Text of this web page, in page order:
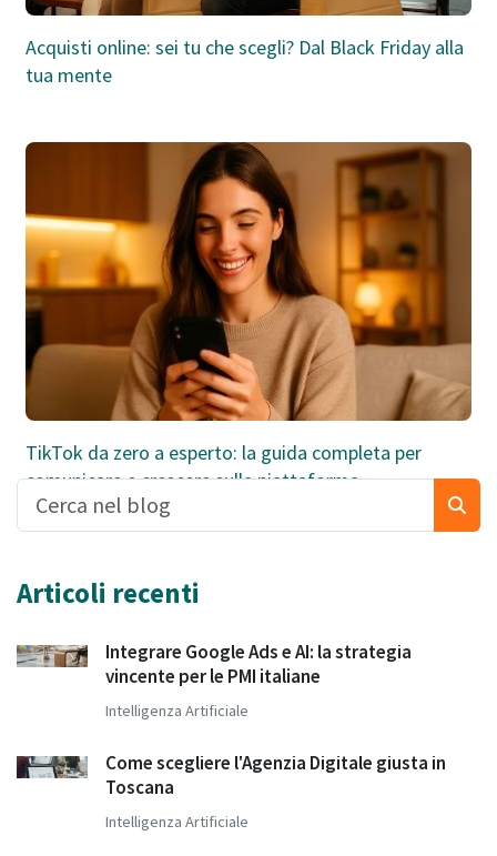
Acquisti online: sei tu che scegli? Dal Black Friday alla
tua mente
TikTok da zero a esperto: la guida completa per
comunicare e crescere sulla piattaforma
Articoli recenti
Integrare Google Ads e AI: la strategia
vincente per le PMI italiane
Intelligenza Artificiale
Come scegliere l'Agenzia Digitale giusta in
Toscana
Intelligenza Artificiale